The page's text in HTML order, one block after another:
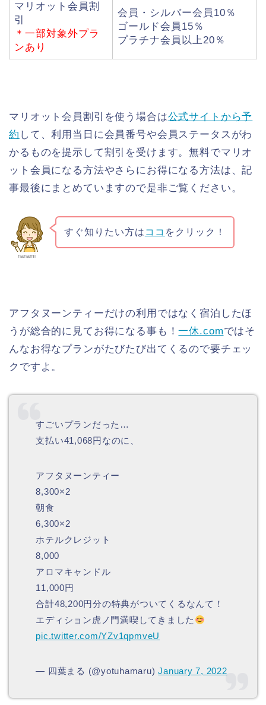
マリオット会員割
引
＊一部対象外プラ
ンあり
会員・シルバー会員10％
ゴールド会員15％
プラチナ会員以上20％
マリオット会員割引を使う場合は公式サイトから予
約 して、利用当日に会員番号や会員ステータスがわ
かるものを提示して割引を受けます。無料でマリオ
ット会員になる方法やさらにお得になる方法は、記
事最後にまとめていますので是非ご覧ください。
nanami
すぐ知りたい方は ココ をクリック！
アフタヌーンティーだけの利用ではなく宿泊したほ
うが総合的に見てお得になる事も！一休.comではそ
んなお得なプランがたびたび出てくるので要チェッ
クですよ。
すごいプランだった…
支払い41,068円なのに、
アフタヌーンティー
8,300×2
朝食
6,300×2
ホテルクレジット
8,000
アロマキャンドル
11,000円
合計48,200円分の特典がついてくるなんて！
エディション虎ノ門満喫してきました
pic.twitter.com/YZv1qpmveU
— 四葉まる (@yotuhamaru)January 7, 2022